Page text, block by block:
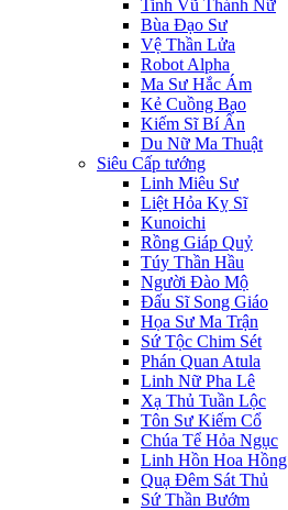
Tinh Vũ Thánh Nữ
Bùa Đạo Sư
Vệ Thần Lửa
Robot Alpha
Ma Sư Hắc Ám
Kẻ Cuồng Bạo
Kiếm Sĩ Bí Ẩn
Du Nữ Ma Thuật
Siêu Cấp tướng
Linh Miêu Sư
Liệt Hỏa Kỵ Sĩ
Kunoichi
Rồng Giáp Quỷ
Túy Thần Hầu
Người Đào Mộ
Đấu Sĩ Song Giáo
Họa Sư Ma Trận
Sứ Tộc Chim Sét
Phán Quan Atula
Linh Nữ Pha Lê
Xạ Thủ Tuần Lộc
Tôn Sư Kiếm Cổ
Chúa Tể Hỏa Ngục
Linh Hồn Hoa Hồng
Quạ Đêm Sát Thủ
Sứ Thần Bướm